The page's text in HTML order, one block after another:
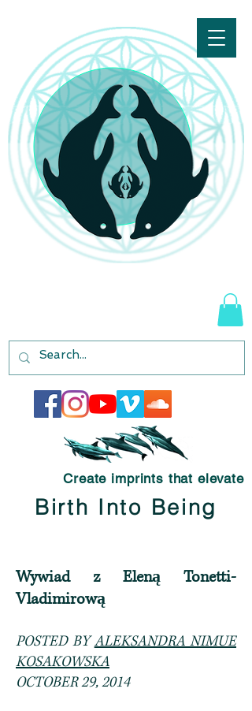
Create imprints that elevate
Birth Into Being
Wywiad z Eleną Tonetti-
Vladimirową
POSTED BYALEKSANDRA NIMUE
KOSAKOWSKA
OCTOBER 29, 2014